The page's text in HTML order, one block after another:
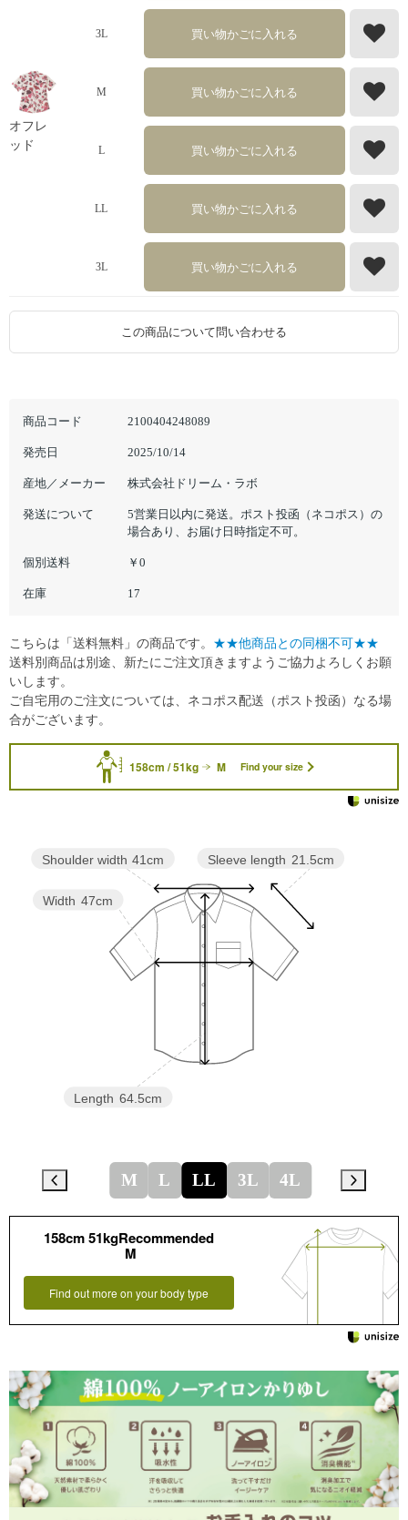
商品コード 2100404248089
発売日 2025/10/14
産地／メーカー 株式会社ドリーム・ラボ
発送について
5営業日以内に発送。ポスト投函（ネコポス）の
場合あり、お届け日時指定不可。
個別送料 ￥0
在庫 17
3L 買い物かごに入れる
オフレ
ッド
M 買い物かごに入れる
L 買い物かごに入れる
LL 買い物かごに入れる
3L 買い物かごに入れる
この商品について問い合わせる
158cm / 51kg M Find your size
Sleeve length 21.5cm
Length 64.5cm
Width 47cm
Shoulder width 41cm
M L LL 3L 4L
158cm 51kgRecommended
M
Find out more on your body type
こちらは「送料無料」の商品です。 ★★他商品との同梱不可★★
送料別商品は別途、新たにご注文頂きますようご協力よろしくお願
いします。
ご自宅用のご注文については、ネコポス配送（ポスト投函）なる場
合がございます。